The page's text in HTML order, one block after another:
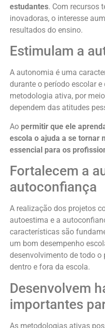
estudantes. Com recursos
inovadoras, o interesse
resultados do ensino.
Estimulam a
A autonomia é uma
durante o período escolar
metodologia ativa, por
dependem das atitudes
Ao permitir que ele
escola o ajuda a se tornar
essencial para os
Fortalecem a
autoconfiança
A realização dos projetos
autoestima e a
características são
um bom desempenho
desenvolvimento de todo
dentro e fora da escola.
Desenvolvem
importantes
As metodologias ativas